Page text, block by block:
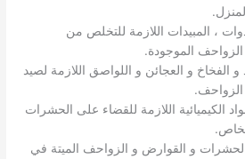
، المبيدات اللازمة للتخلص من
الموجودة.
الفخاخ و العجائن و اللواصق اللازمة لصيد
الكيميائية اللازمة للقضاء على الحشرات
و القوارض و الزواحف الميتة في